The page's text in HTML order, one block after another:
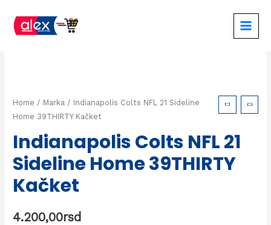
Home / Marka / Indianapolis Colts NFL 21 Sideline
Home 39THIRTY Kačket
Indianapolis Colts NFL 21
Sideline Home 39THIRTY
Kačket
4.200,00rsd